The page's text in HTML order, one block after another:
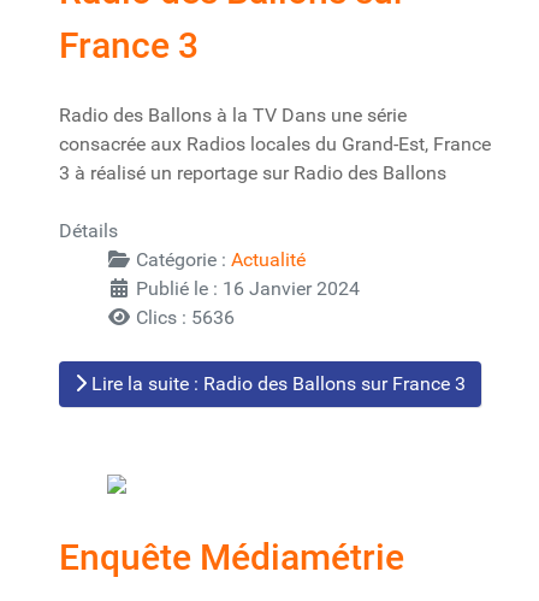
France 3
Radio des Ballons à la TV Dans une série
consacrée aux Radios locales du Grand-Est, France
3 à réalisé un reportage sur Radio des Ballons
Détails
Catégorie : Actualité
Publié le : 16 Janvier 2024
Clics : 5636
Lire la suite : Radio des Ballons sur France 3
Enquête Médiamétrie